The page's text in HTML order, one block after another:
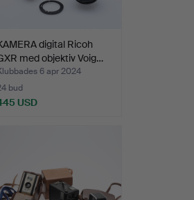
digital Ricoh
med objektiv Voig…
6 apr 2024
bud
USD